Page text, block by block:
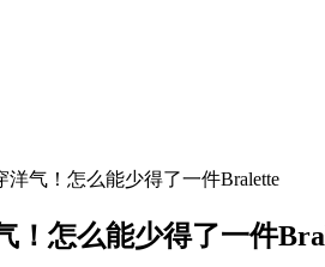
洋气！怎么能少得了一件Bralette
！怎么能少得了一件